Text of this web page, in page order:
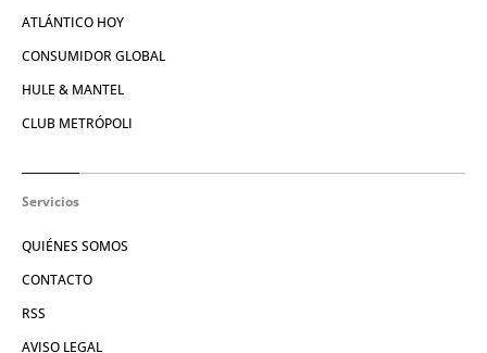
ATLÁNTICO HOY
CONSUMIDOR GLOBAL
HULE & MANTEL
CLUB METRÓPOLI
Servicios
QUIÉNES SOMOS
CONTACTO
RSS
AVISO LEGAL